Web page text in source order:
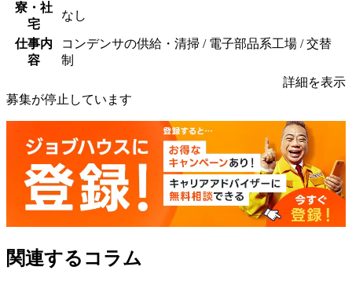
寮・社
宅
なし
仕事内
容
コンデンサの供給・清掃 / 電子部品系工場 / 交替
制
詳細を表示
募集が停止しています
関連するコラム